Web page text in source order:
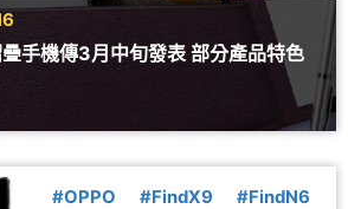
手機傳3月中旬發表 部分產品特色
#OPPO #FindX9 #FindN6